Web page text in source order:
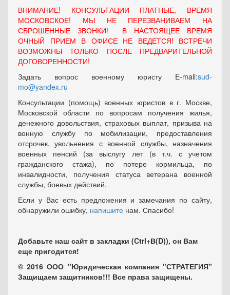
ВНИМАНИЕ! КОНСУЛЬТАЦИИ ПЛАТНЫЕ, ВРЕМЯ
МОСКОВСКОЕ! МЫ НЕ ПЕРЕЗВАНИВАЕМ НА
СБРОШЕННЫЕ ЗВОНКИ! В НАСТОЯЩЕЕ ВРЕМЯ
ОЧНЫЙ ПРИЕМ В ОФИСЕ НЕ ВЕДЕТСЯ! ВСТРЕЧИ
ВОЗМОЖНЫ ТОЛЬКО ПОСЛЕ ПРЕДВАРИТЕЛЬНОЙ
ДОГОВОРЕННОСТИ!
Задать вопрос военному юристу E-mail:sud-
mo@yandex.ru
Консультации (помощь) военных юристов в г. Москве,
Московской области по вопросам получения жилья,
денежного довольствия, страховых выплат, призыва на
вонную службу по мобилизации, предоставления
отсрочек, увольнения с военной службы, назначения
военных пенсий (за выслугу лет (в т.ч. с учетом
гражданского стажа), по потере кормильца, по
инвалидности, получения статуса ветерана военной
службы, боевых действий.
Если у Вас есть предложения и замечания по сайту,
обнаружили ошибку, напишите нам. Спасибо!
Добавьте наш сайт в закладки (Ctrl+В(D)), он Вам
еще пригодится!
© 2016 ООО "Юридическая компания "СТРАТЕГИЯ"
Защищаем защитников!!! Все права защищены.